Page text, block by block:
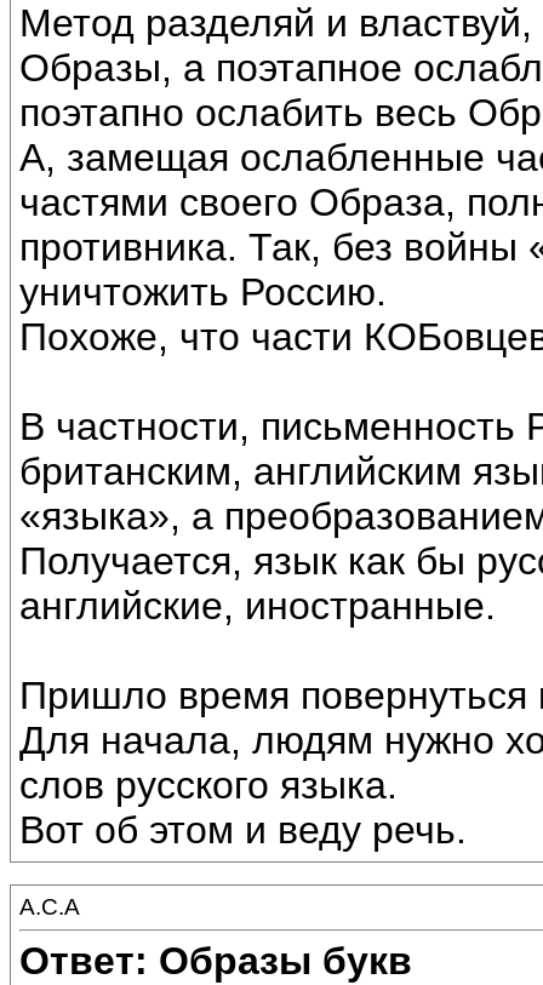
Метод разделяй и
Образы, а поэтапное
поэтапно ослабить весь
А, замещая ослабленные
частями своего Образа,
противника. Так, без войны
уничтожить Россию.
Похоже, что части
В частности, письменность
британским, английским
«языка», а
Получается, язык как бы
английские, иностранные.
Пришло время повернуться
Для начала, людям нужно
слов русского языка.
Вот об этом и веду речь.
А.С.А
Ответ: Образы букв